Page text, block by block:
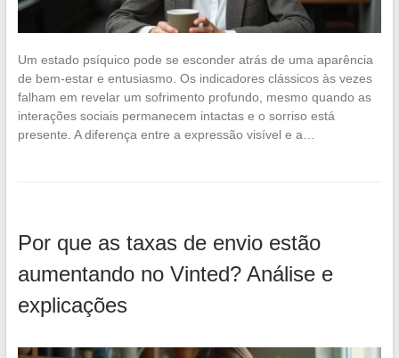
Um estado psíquico pode se esconder atrás de uma aparência
de bem-estar e entusiasmo. Os indicadores clássicos às vezes
falham em revelar um sofrimento profundo, mesmo quando as
interações sociais permanecem intactas e o sorriso está
presente. A diferença entre a expressão visível e a…
Por que as taxas de envio estão
aumentando no Vinted? Análise e
explicações